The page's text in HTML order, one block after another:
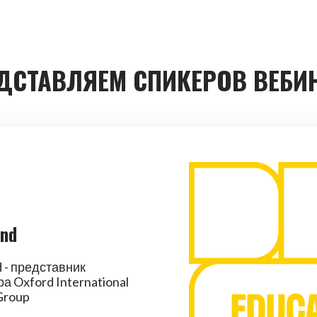
СПИКЕРОВ
представник
Oxford International